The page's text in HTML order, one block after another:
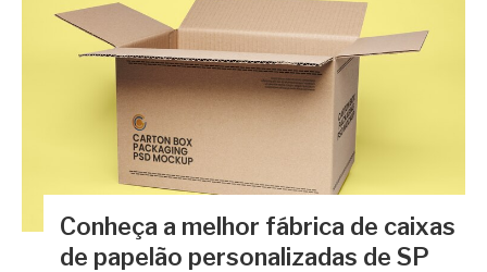
Conheça a melhor fábrica de caixas
de papelão personalizadas de SP